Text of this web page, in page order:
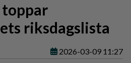
riksdagslista
2026-03-09 11:27